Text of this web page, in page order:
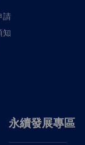
請
知
永續發展專區